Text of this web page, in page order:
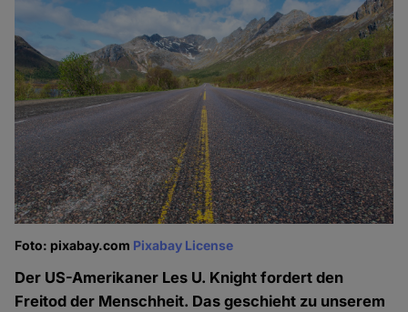
Foto: pixabay.com Pixabay License
Der US-Amerikaner Les U. Knight fordert den
Freitod der Menschheit. Das geschieht zu unserem